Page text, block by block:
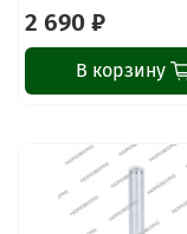
2 690 ₽
В корзину